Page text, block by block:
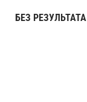
БЕЗ РЕЗУЛЬТАТА